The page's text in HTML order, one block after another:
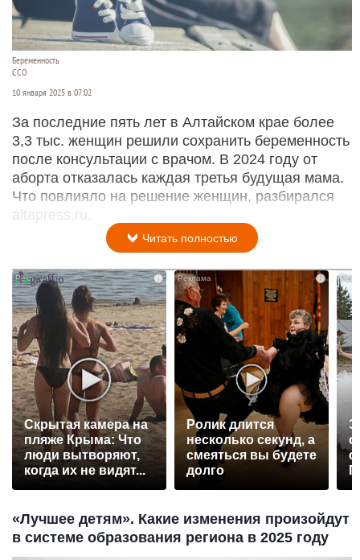
Беременность
CCO
10 января 2025 в 07:02
За последние пять лет в Алтайском крае более
3,3 тыс. женщин решили сохранить беременность
после консультации с врачом. В 2024 году от
аборта отказалась каждая третья будущая мама.
Что повлияло на решение женщин, разбирался
altapress.ru.
Читать полностью
i
Скрытая камера на
пляже Крыма: Что
люди вытворяют,
когда их не видят...
Ролик длится
несколько секунд, а
смеяться вы будете
долго
«Лучшее детям». Какие изменения произойдут
в системе образования региона в 2025 году